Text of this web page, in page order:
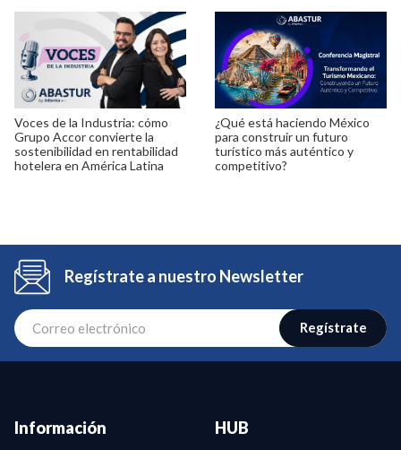
Voces de la Industria: cómo
Grupo Accor convierte la
sostenibilidad en rentabilidad
hotelera en América Latina
¿Qué está haciendo México
para construir un futuro
turístico más auténtico y
competitivo?
Regístrate a nuestro Newsletter
Regístrate
Información HUB